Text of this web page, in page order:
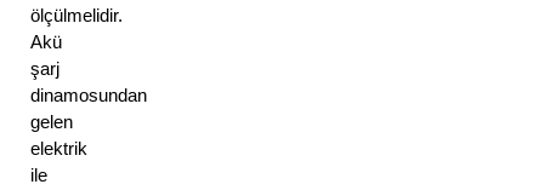
ölçülmelidir.
Akü
şarj
dinamosundan
gelen
elektrik
ile